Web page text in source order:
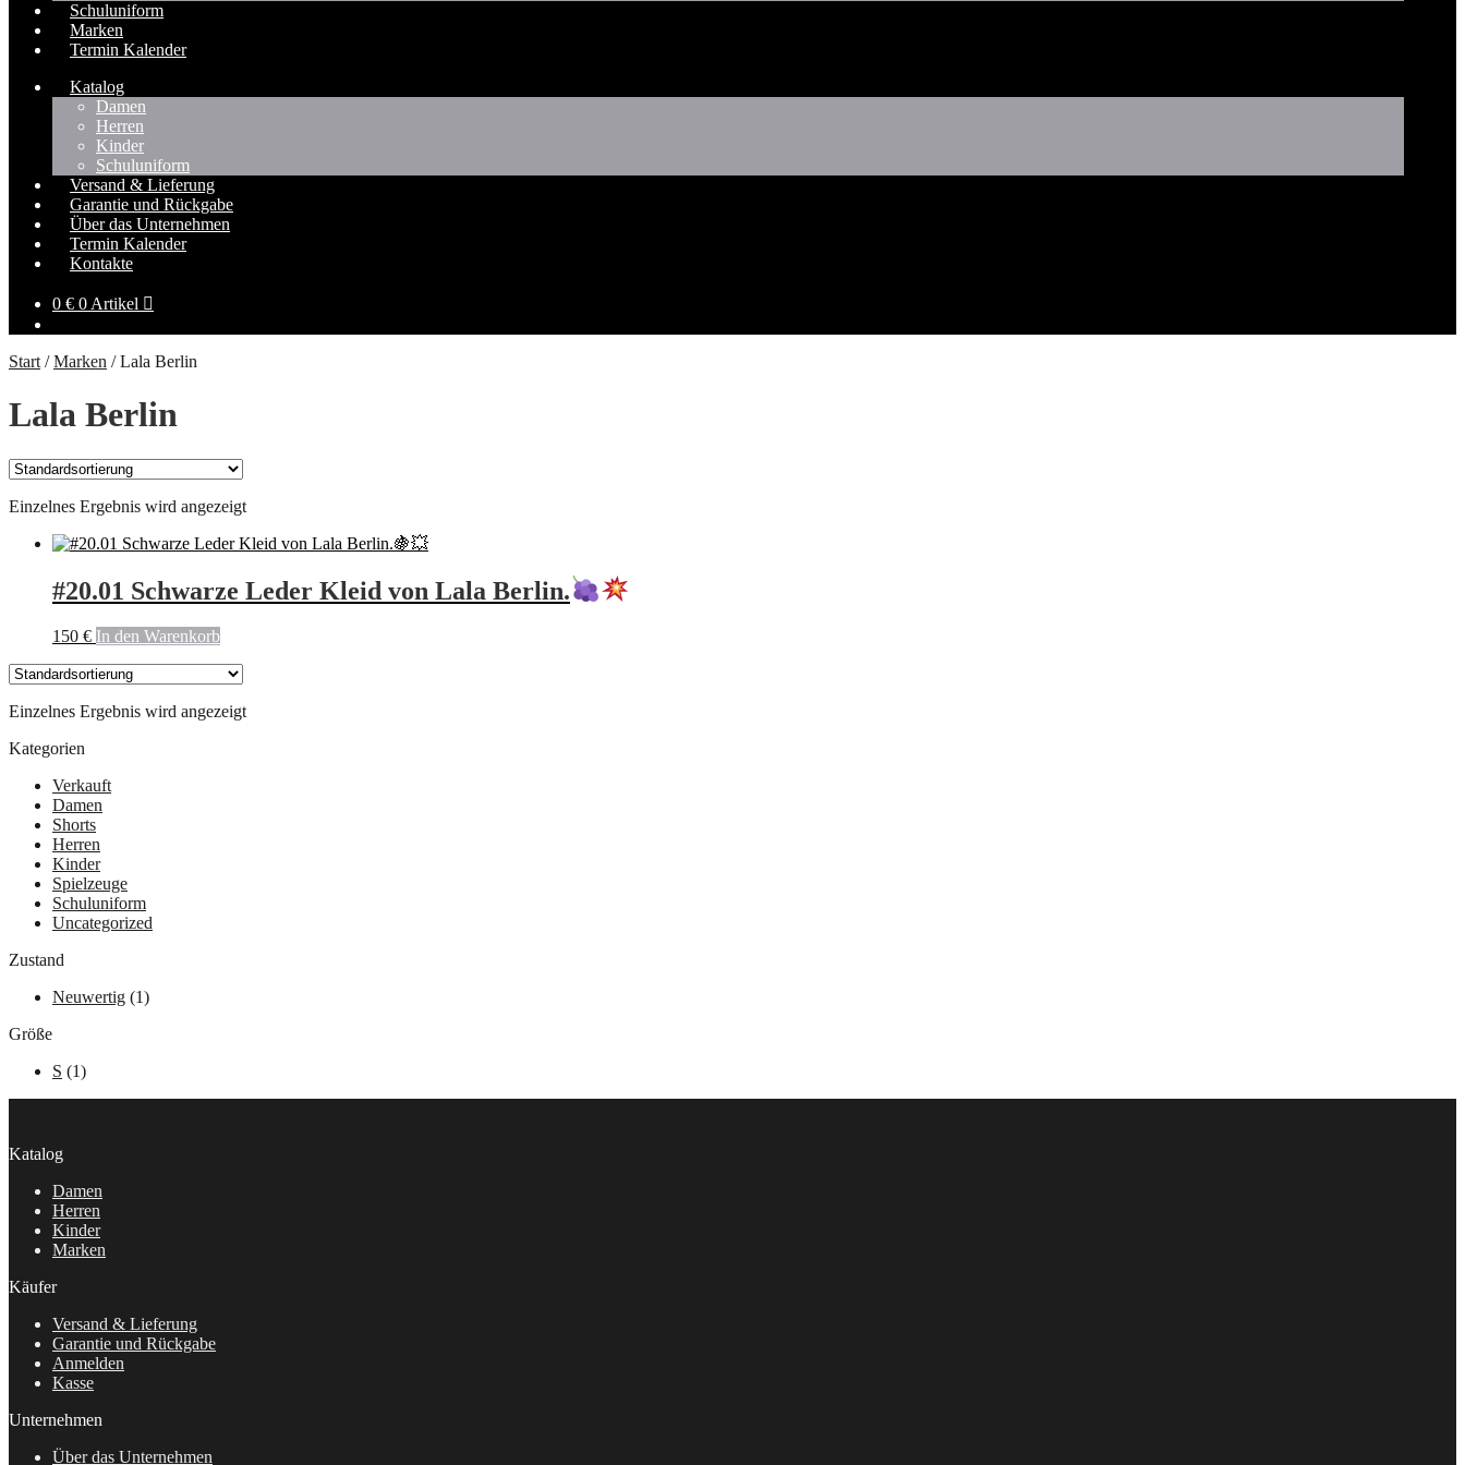
Schuluniform
Marken
Termin Kalender
Katalog
Damen
Herren
Kinder
Schuluniform
Versand & Lieferung
Garantie und Rückgabe
Über das Unternehmen
Termin Kalender
Kontakte
0 € 0 Artikel
Start /Marken /Lala Berlin
Lala Berlin
Einzelnes Ergebnis wird angezeigt
#20.01 Schwarze Leder Kleid von Lala Berlin.
150 € In den Warenkorb
Einzelnes Ergebnis wird angezeigt
Kategorien
Verkauft
Damen
Shorts
Herren
Kinder
Spielzeuge
Schuluniform
Uncategorized
Zustand
Neuwertig (1)
Größe
S (1)
Katalog
Damen
Herren
Kinder
Marken
Käufer
Versand & Lieferung
Garantie und Rückgabe
Anmelden
Kasse
Unternehmen
Über das Unternehmen